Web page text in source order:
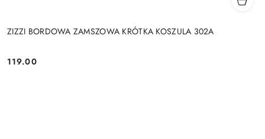
ZIZZI BORDOWA ZAMSZOWA KRÓTKA KOSZULA 302A
Cena:
119.00